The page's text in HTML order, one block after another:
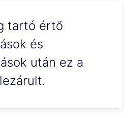
tartó értő
és
után ez a